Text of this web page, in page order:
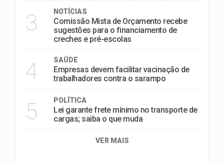
3 NOTÍCIAS
Comissão Mista de Orçamento recebe
sugestões para o financiamento de
creches e pré-escolas
4 SAÚDE
Empresas devem facilitar vacinação de
trabalhadores contra o sarampo
5 POLÍTICA
Lei garante frete mínimo no transporte de
cargas; saiba o que muda
VER MAIS